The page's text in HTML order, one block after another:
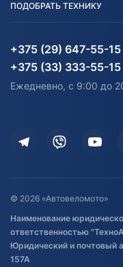
Блог
Карта сайта
Согласие на обработку
Информация до
согласия на обработку
Дополнительные услуги
Оставить отзыв
Договор публичной
Обработка файлов
Постановка транспорта
Агротехника
Водный транспорт
Электротранспорт
ПОДОБРАТЬ ТЕХНИКУ
Агротехника
Электротранспорт
+375 (29) 647-55-15
+375 (33) 333-55-15
Ежедневно, с 9:00 до
© 2026 «Автовеломото»
Наименование
ответственностью
Юридический и почтовый
157А